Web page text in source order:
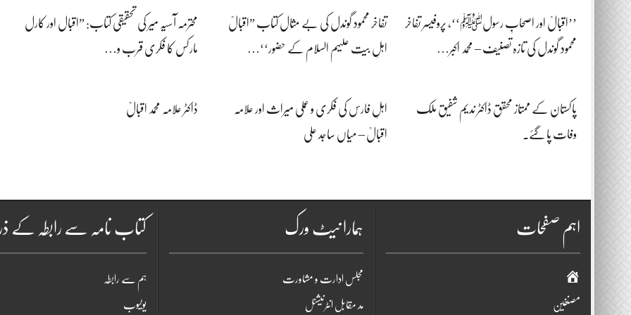
’’اقبالؒ اور اصحابِ رسولﷺ‘‘، پروفیسر تفاخر
محمود گوندل کی تازہ تصنیف – محمد اکبر…
تفاخر محمود گوندل کی بے مثال کتاب ”اقبالؒ
اہلِ بیت علیہم السلام کے حضور‘‘…
محترمہ آسیہ میر کی تحقیقی کتاب: ”اقبال اور کارل
مارکس کا فکری قرب و…
پاکستان کے ممتاز محقق ڈاکٹر ندیم شفیق ملک
وفات پا گئے.
اہلِ فارس کی فکری و عملی میراث اور علامہ
اقبالؒ – میاں ساجد علی
ڈاکٹر علامہ محمد اقبالؒ
کتاب نامہ سے رابطہ کے
ہم سے رابطہ
یوٹیوب
ہمارا نیٹ ورک
مجلس ادارت و مشاورت
مد مقابل انٹرنیشنل
اہم صفحات
صفحہ
اوّل
مصنفین